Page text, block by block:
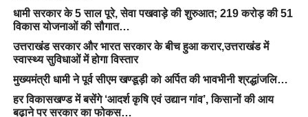
धामी सरकार के 5 साल पूरे, सेवा पखवाड़े की शुरुआत; 219 करोड़ की 51
विकास योजनाओं की सौगात…
उत्तराखंड सरकार और भारत सरकार के बीच हुआ करार,उत्तराखंड में
स्वास्थ्य सुविधाओं में होगा विस्तार
मुख्यमंत्री धामी ने पूर्व सीएम खण्डूड़ी को अर्पित की भावभीनी श्रद्धांजलि…
हर विकासखण्ड में बसेंगे ‘आदर्श कृषि एवं उद्यान गांव’, किसानों की आय
बढ़ाने पर सरकार का फोकस…